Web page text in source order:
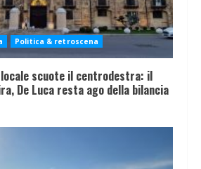
Politica & retroscena
scuote il centrodestra: il
De Luca resta ago della bilancia